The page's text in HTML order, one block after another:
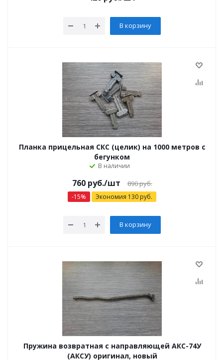
В корзину
Планка прицельная СКС (целик) на 1000 метров с
бегунком
В наличии
760руб./шт 890руб.
-15% Экономия 130 руб.
В корзину
Пружина возвратная с направляющей АКС-74У
(АКСУ) оригинал, новый